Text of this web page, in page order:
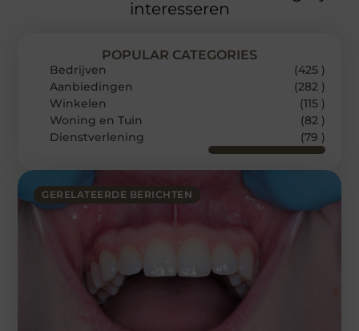
interesseren
GERELATEERDE BERICHTEN
POPULAR CATEGORIES
Bedrijven
(425 )
Aanbiedingen
(282 )
Winkelen
(115 )
Woning en Tuin
(82 )
Dienstverlening
(79 )